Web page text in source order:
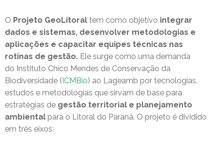
O Projeto GeoLitoral tem como objetivo integrar
dados e sistemas, desenvolver metodologias e
aplicações e capacitar equipes técnicas nas
rotinas de gestão. Ele surge como uma demanda
do Instituto Chico Mendes de Conservação da
Biodiversidade (ICMBio) ao Lageamb por tecnologias,
estudos e metodologias que sirvam de base para
estratégias de gestão territorial e planejamento
ambiental para o Litoral do Paraná. O projeto é dividido
em três eixos: